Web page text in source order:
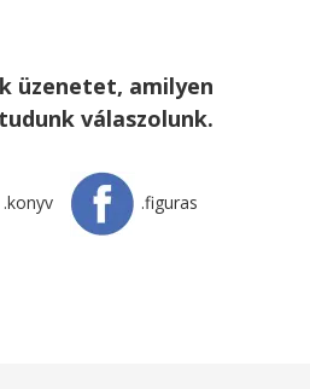
üzenetet, amilyen
válaszolunk.
.konyv .figuras